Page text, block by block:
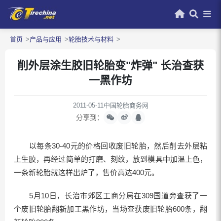
首页 产品与应用 轮胎技术与材料
削外层涂生胶旧轮胎变"炸弹" 长治查获
一黑作坊
2011-05-11中国轮胎商务网
分享到：
以每条30-40元的价格回收废旧轮胎，然后削去外层粘
上生胶，再经过简单的打磨、刻纹，放到模具中加温上色，
一条新轮胎就这样出炉了，售价高达400元。
5月10日，长治市郊区工商分局在309国道旁查获了一
个废旧轮胎翻新加工黑作坊，当场查获废旧轮胎600条，翻